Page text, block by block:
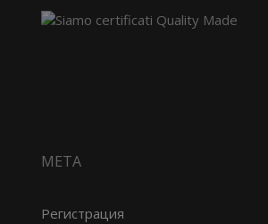
МЕТА
Регистрация